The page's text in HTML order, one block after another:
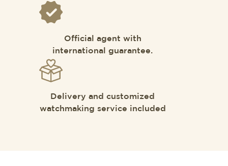
Official agent with
international guarantee.
Delivery and customized
watchmaking service included